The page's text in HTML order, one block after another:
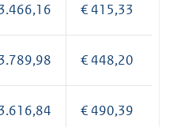
€ 415,33
€ 448,20
€ 490,39